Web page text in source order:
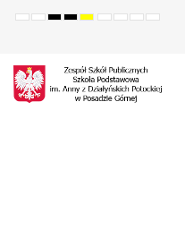
Default
NightHigh
mode
High
mode
High
mode
SetSetMake
Set